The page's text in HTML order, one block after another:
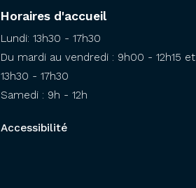
Horaires d'accueil
Lundi: 13h30 - 17h30
Du mardi au vendredi : 9h00 - 12h15 et
13h30 - 17h30
Samedi : 9h - 12h
Accessibilité